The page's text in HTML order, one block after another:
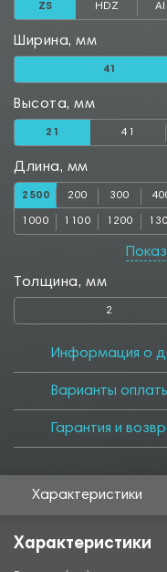
ZS HDZ
Ширина, мм
41
Высота, мм
21 41
Длина, мм
2500 200 300
1000 1100 1200
Толщина, мм
2
Информация о
Варианты
Гарантия и
Характеристики
Характеристики